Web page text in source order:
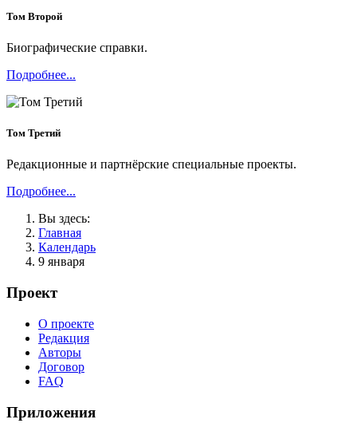
Том Второй
Биографические справки.
Подробнее...
Том Третий
Редакционные и партнёрские специальные проекты.
Подробнее...
Вы здесь:
Главная
Календарь
9 января
Проект
О проекте
Редакция
Авторы
Договор
FAQ
Приложения